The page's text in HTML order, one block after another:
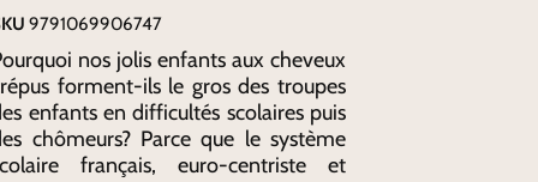
9791069906747
nos jolis enfants aux cheveux
forment-ils le gros des troupes
enfants en difficultés scolaires puis
chômeurs? Parce que le système
français, euro-centriste et